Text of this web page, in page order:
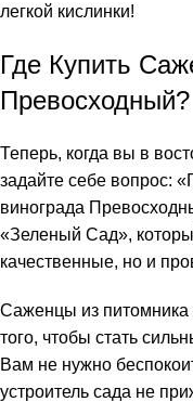
легкой кислинки!
Где Купить
Превосходный?
Теперь, когда вы в
задайте себе вопрос:
винограда
«Зеленый Сад»,
качественные, но и
Саженцы из
того, чтобы стать
Вам не нужно
устроитель сада не